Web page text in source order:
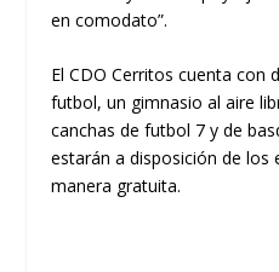
en comodato”.
El CDOCerritoscuenta con
futbol, un gimnasio al aire
canchas de futbol 7 yde
estarán a disposición de los
manera gratuita.